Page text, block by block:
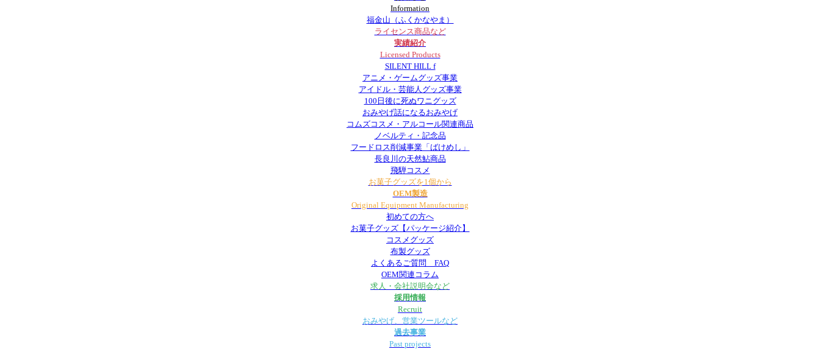
Information
福金山（ふくかなやま）
ライセンス商品など
実績紹介
Licensed Products
SILENT HILL f
アニメ・ゲームグッズ事業
アイドル・芸能人グッズ事業
100日後に死ぬワニグッズ
おみやげ話になるおみやげ
コムズコスメ・アルコール関連商品
ノベルティ・記念品
フードロス削減事業「ばけめし」
長良川の天然鮎商品
飛騨コスメ
お菓子グッズを1個から
OEM製造
Original Equipment Manufacturing
初めての方へ
お菓子グッズ【パッケージ紹介】
コスメグッズ
布製グッズ
よくあるご質問 FAQ
OEM関連コラム
求人・会社説明会など
採用情報
Recruit
おみやげ、営業ツールなど
過去事業
Past projects